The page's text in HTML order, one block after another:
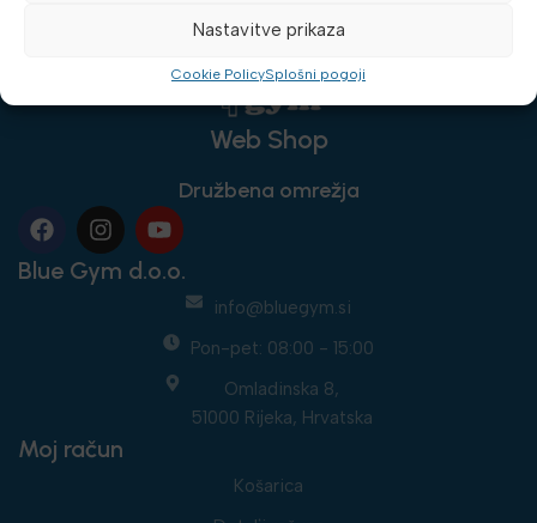
Nastavitve prikaza
Cookie PolicySplošni pogoji
Web Shop
Družbena omrežja
Blue Gym d.o.o.
info@bluegym.si
Pon-pet: 08:00 - 15:00
Omladinska 8,
51000 Rijeka, Hrvatska
Moj račun
Košarica